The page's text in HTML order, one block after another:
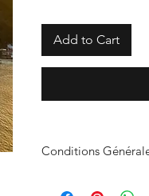
Add to Cart
Conditions